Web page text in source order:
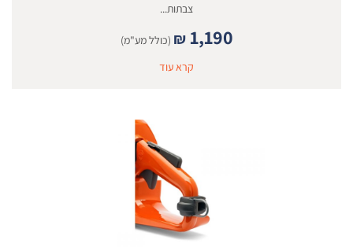
צבתות...
₪ 1,190
(כולל מע"מ)
קרא עוד